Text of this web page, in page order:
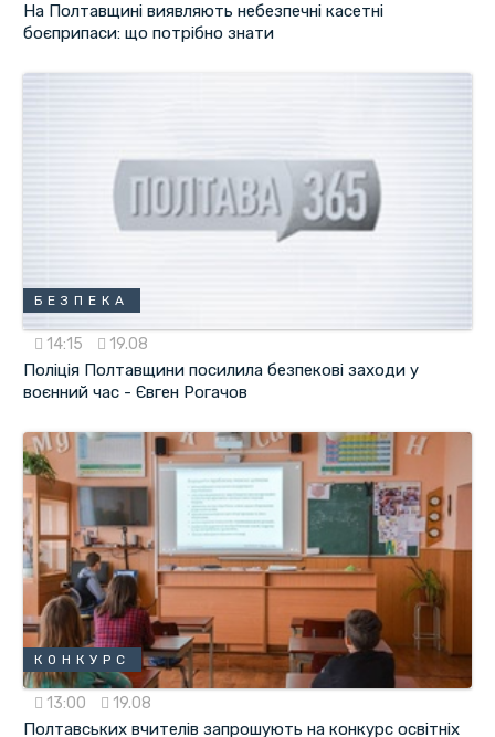
На Полтавщині виявляють небезпечні касетні
боєприпаси: що потрібно знати
БЕЗПЕКА
14:15 19.08
Поліція Полтавщини посилила безпекові заходи у
воєнний час - Євген Рогачов
КОНКУРС
13:00 19.08
Полтавських вчителів запрошують на конкурс освітніх